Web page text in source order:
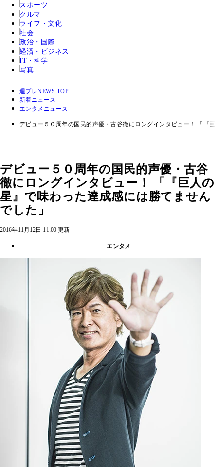
スポーツ
クルマ
ライフ・文化
社会
政治・国際
経済・ビジネス
IT・科学
写真
週プレNEWS TOP
新着ニュース
エンタメニュース
デビュー５０周年の国民的声優・古谷徹にロングインタビュー！ 「『
デビュー５０周年の国民的声優・古谷
徹にロングインタビュー！ 「『巨人の
星』で味わった達成感には勝てません
でした」
2016年11月12日 11:00 更新
エンタメ